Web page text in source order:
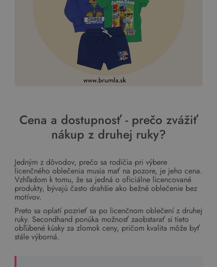
Cena a dostupnosť - prečo zvážiť
nákup z druhej ruky?
Jedným z dôvodov, prečo sa rodičia pri výbere
licenčného oblečenia musia mať na pozore, je jeho cena.
Vzhľadom k tomu, že sa jedná o oficiálne licencované
produkty, bývajú často drahšie ako bežné oblečenie bez
motívov.
Preto sa oplatí pozrieť sa po licenčnom oblečení z druhej
ruky. Secondhand ponúka možnosť zaobstarať si tieto
obľúbené kúsky za zlomok ceny, pričom kvalita môže byť
stále výborná.